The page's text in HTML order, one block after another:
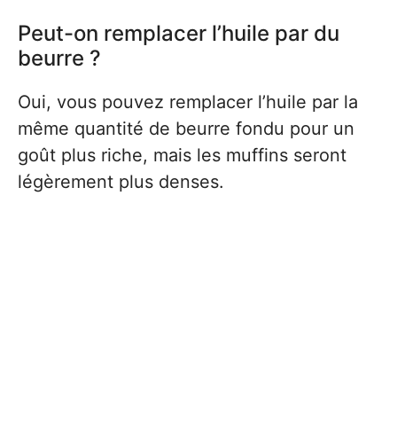
Peut-on remplacer l’huile par du
beurre ?
Oui, vous pouvez remplacer l’huile par la
même quantité de beurre fondu pour un
goût plus riche, mais les muffins seront
légèrement plus denses.